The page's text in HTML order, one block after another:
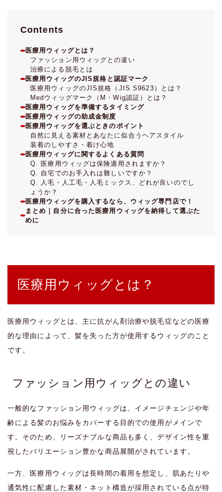
Contents
医療用ウィッグとは？
ファッション用ウィッグとの違い
治療による脱毛とは
医療用ウィッグのJIS規格と認証マーク
医療用ウィッグのJIS規格（JIS S9623）とは？
Medウィッグマーク（M・Wig認証）とは？
医療用ウィッグを準備するタイミング
医療用ウィッグの助成金制度
医療用ウィッグを選ぶときのポイント
自然に見える素材とあなたに似合うヘアスタイル
装着のしやすさ・着け心地
医療用ウィッグに関するよくある質問
Q. 医療用ウィッグは保険適用されますか？
Q. 自宅でのお手入れは難しいですか？
Q. 人毛・人工毛・人毛ミックス、どれが良いのでし
ょうか？
医療用ウィッグを購入するなら、ウィッグ専門店で！
まとめ｜自分に合った医療用ウィッグを納得して選ぶた
めに
医療用ウィッグとは？
医療用ウィッグとは、主に抗がん剤治療や脱毛症などの医療
的な理由によって、髪を失った方が使用するウィッグのこと
です。
ファッション用ウィッグとの違い
一般的なファッション用ウィッグは、イメージチェンジや年
齢による髪のお悩みをカバーする目的での使用がメインで
す。そのため、リーズナブルな商品も多く、デザイン性を重
視したバリエーション豊かな商品展開がされています。
一方、医療用ウィッグは長時間の着用を想定し、肌あたりや
通気性に配慮した素材・ネット構造が採用されている点が特